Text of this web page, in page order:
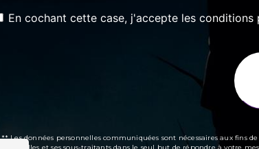
En cochant cette case, j'accepte les
** Les données personnelles communiquées sont nécessaires aux fins